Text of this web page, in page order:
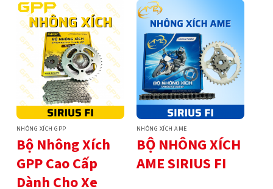
NHÔNG XÍCH GPP
Bộ Nhông Xích
GPP Cao Cấp
Dành Cho Xe
NHÔNG XÍCH AME
BỘ NHÔNG XÍCH
AME SIRIUS FI